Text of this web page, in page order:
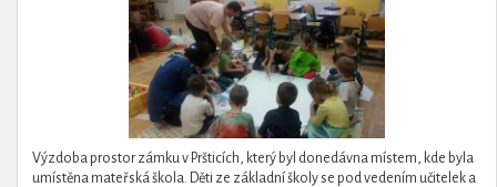
Výzdoba prostor zámku v Pršticích, který byl donedávna místem, kde byla
umístěna mateřská škola. Děti ze základní školy se pod vedením učitelek a